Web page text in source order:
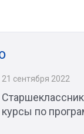
21 сентября 2022
курсы по